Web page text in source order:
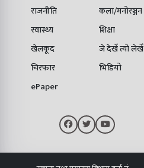
राजनीति
कला/मनोरञ्जन
स्वास्थ्य
शिक्षा
खेलकूद
जे देखेँ त्यो लेखेँ
चिरफार
भिडियो
ePaper